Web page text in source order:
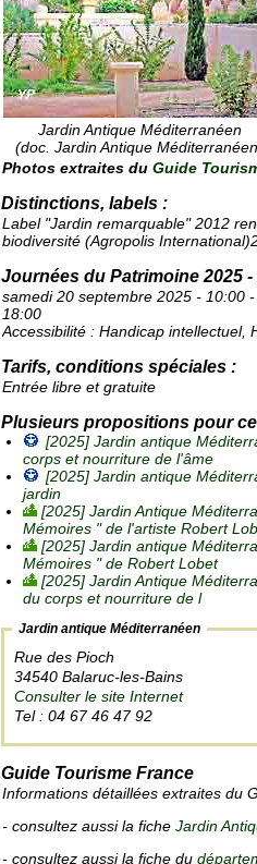
Jardin Antique Méditerranéen
(doc. Jardin Antique Méditerranéen
Photos extraites du Guide
Distinctions, labels :
Label "Jardin remarquable" 2012
biodiversité (Agropolis
Journées du Patrimoine 2025
samedi 20 septembre 2025 - 10:00
18:00
Accessibilité : Handicap intellectuel,
Tarifs, conditions spéciales :
Entrée libre et gratuite
Plusieurs propositions pour
[2025] Jardin antique
corps et nourriture de l'âme
[2025] Jardin antique
jardin
[2025] Jardin Antique
Mémoires " de l'artiste Robert
[2025] Jardin antique
Mémoires " de Robert Lobet
[2025] Jardin Antique
du corps et nourriture de l
Jardin antique Méditerranéen
Rue des Pioch
34540 Balaruc-les-Bains
Consulter le site Internet
Tel : 04 67 46 47 92
Guide Tourisme France
Informations détaillées extraites du
- consultez aussi la fiche Jardin
- consultez aussi la fiche du